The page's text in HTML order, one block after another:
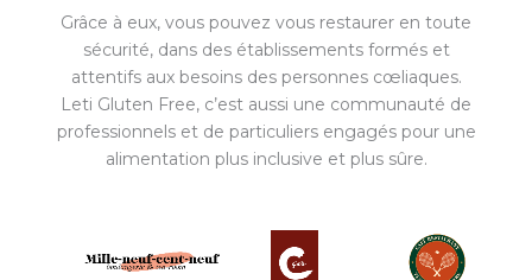
Grâce à eux, vous pouvez vous restaurer en toute
sécurité, dans des établissements formés et
attentifs aux besoins des personnes cœliaques.
Leti Gluten Free, c’est aussi une communauté de
professionnels et de particuliers engagés pour une
alimentation plus inclusive et plus sûre.